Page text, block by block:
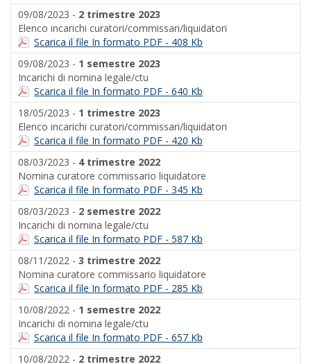
09/08/2023 - 2 trimestre 2023
Elenco incarichi curatori/commissari/liquidatori
Scarica il file In formato PDF - 408 Kb
09/08/2023 - 1 semestre 2023
Incarichi di nomina legale/ctu
Scarica il file In formato PDF - 640 Kb
18/05/2023 - 1 trimestre 2023
Elenco incarichi curatori/commissari/liquidatori
Scarica il file In formato PDF - 420 Kb
08/03/2023 - 4 trimestre 2022
Nomina curatore commissario liquidatore
Scarica il file In formato PDF - 345 Kb
08/03/2023 - 2 semestre 2022
Incarichi di nomina legale/ctu
Scarica il file In formato PDF - 587 Kb
08/11/2022 - 3 trimestre 2022
Nomina curatore commissario liquidatore
Scarica il file In formato PDF - 285 Kb
10/08/2022 - 1 semestre 2022
Incarichi di nomina legale/ctu
Scarica il file In formato PDF - 657 Kb
10/08/2022 - 2 trimestre 2022